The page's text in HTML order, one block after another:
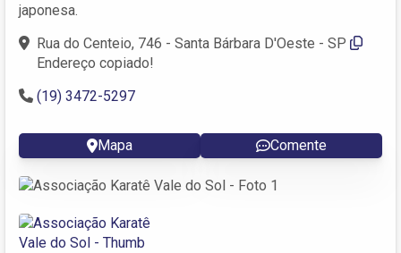
japonesa.
Rua do Centeio, 746 - Santa Bárbara D'Oeste - SP
Endereço copiado!
(19) 3472-5297
Mapa Comente